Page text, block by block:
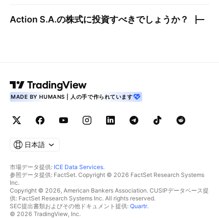
Action S.A.の株式に投資すべきでしょうか？
MADE BY HUMANS | 人の手で作られています
日本語
市場データ提供: ICE Data Services.
参照データ提供: FactSet. Copyright © 2026 FactSet Research Systems
Inc.
Copyright © 2026, American Bankers Association. CUSIPデータベース提
供: FactSet Research Systems Inc. All rights reserved.
SEC提出書類およびその他ドキュメント提供: Quartr.
© 2026 TradingView, Inc.